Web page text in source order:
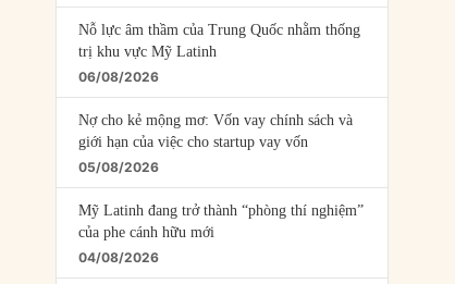
Nỗ lực âm thầm của Trung Quốc nhằm thống
trị khu vực Mỹ Latinh
06/08/2026
Nợ cho kẻ mộng mơ: Vốn vay chính sách và
giới hạn của việc cho startup vay vốn
05/08/2026
Mỹ Latinh đang trở thành “phòng thí nghiệm”
của phe cánh hữu mới
04/08/2026